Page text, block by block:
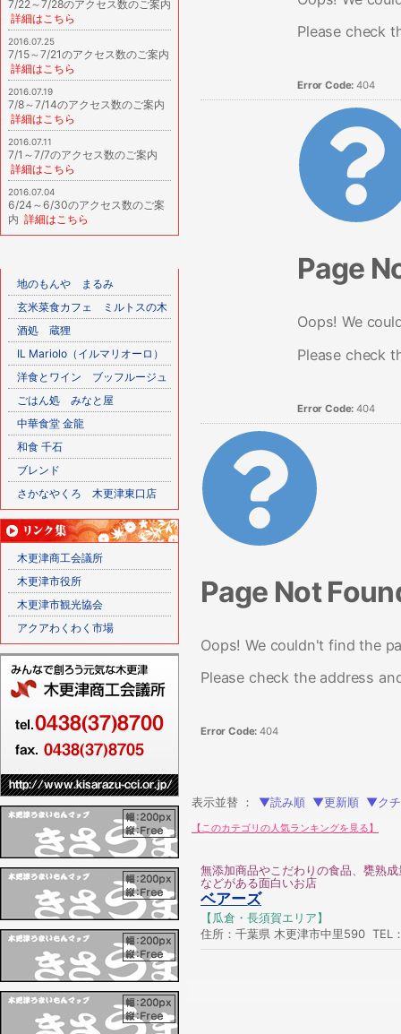
7/22～7/28のアクセス数のご案内
詳細はこちら
2016.07.25
7/15～7/21のアクセス数のご案内
詳細はこちら
2016.07.19
7/8～7/14のアクセス数のご案内
詳細はこちら
2016.07.11
7/1～7/7のアクセス数のご案内
詳細はこちら
2016.07.04
6/24～6/30のアクセス数のご案
内 詳細はこちら
地のもんや まるみ
玄米菜食カフェ ミルトスの木
酒処 蔵狸
IL Mariolo（イルマリオーロ）
洋食とワイン ブッフルージュ
ごはん処 みなと屋
中華食堂 金龍
和食 千石
ブレンド
さかなやくろ 木更津東口店
木更津商工会議所
木更津市役所
木更津市観光協会
アクアわくわく市場
Please check
Error Code: 404
Page
Oops! We
Please check
Error Code: 404
Page Not
Oops! We couldn't find the
Please check the address
Error Code: 404
表示並替 ： ▼読み順 ▼更新順 ▼ク
【このカテゴリの人気ランキングを見る】
無添加商品やこだわりの食品、甕熟
などがある面白いお店
ベアーズ
【瓜倉・長須賀エリア】
住所：千葉県 木更津市中里590 TEL